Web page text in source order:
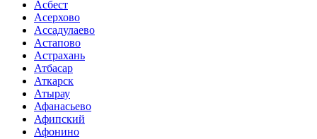
Асбест
Асерхово
Ассадулаево
Астапово
Астрахань
Атбасар
Аткарск
Атырау
Афанасьево
Афипский
Афонино